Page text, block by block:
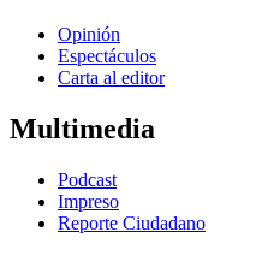
Opinión
Espectáculos
Carta al editor
Multimedia
Podcast
Impreso
Reporte Ciudadano